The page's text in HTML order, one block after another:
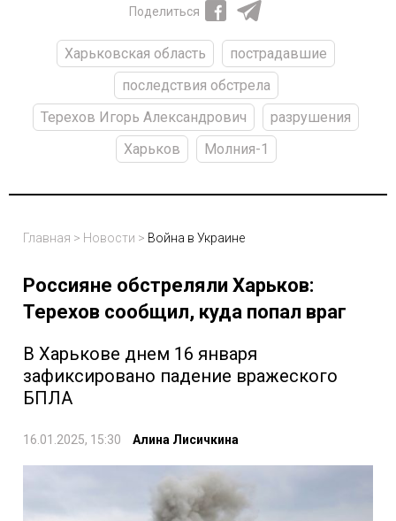
Поделиться
Харьковская область
пострадавшие
последствия обстрела
Терехов Игорь Александрович
разрушения
Харьков
Молния-1
Главная > Новости > Война в Украине
Россияне обстреляли Харьков:
Терехов сообщил, куда попал враг
В Харькове днем 16 января
зафиксировано падение вражеского
БПЛА
16.01.2025, 15:30 Алина Лисичкина